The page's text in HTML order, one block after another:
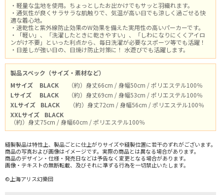
・軽量な生地を使用。ちょっとしたお出かけでもサッと羽織れます。
・通気性が良くサラサラな肌触りで、気温が高い日でも涼しく過ごせる快
適な着心地。
・速乾性と紫外線防止効果のW効果を備えた実用性の高いパーカーです。
・「軽い」、「洗濯したときに乾きやすい」、「しわになりにくくアイロ
ンがけ不要」といった利点から、毎日洗濯が必要なスポーツ等でも活躍！
・日差しが強い日の、日焼け防止対策に！ 水遊びでも活躍します。
製品スペック（サイズ・素材など）
Mサイズ
BLACK
（約）身丈66cm / 身幅50cm / ポリエステル100％
Lサイズ
BLACK
（約）身丈69cm / 身幅53cm / ポリエステル100％
XLサイズ
BLACK
（約）身丈72cm / 身幅56cm / ポリエステル100％
XXLサイズ
BLACK
（約）身丈75cm / 身幅60cm / ポリエステル100％
縫製製品は特性上、製品ごとに仕上がりサイズや縫製位置に若干のずれがございます。
商品の写真および画像はイメージです。実際の商品とは異なる場合があります。
商品のデザイン・仕様・発売日などは予告なく変更となる場合があります。
画像・テキストの無断転載、及びそれに準ずる行為を一切禁止いたします。
©上海アリス幻樂団